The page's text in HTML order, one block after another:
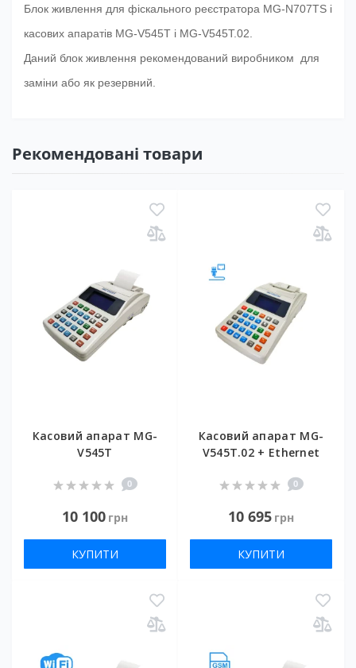
Блок живлення для фіскального реєстратора MG-N707TS і
касових апаратів MG-V545T і MG-V545T.02.
Даний блок живлення рекомендований виробником для
заміни або як резервний.
Рекомендовані товари
Касовий апарат MG-
V545T
0
10 100 грн
КУПИТИ
Касовий апарат MG-
V545T.02 + Ethernet
0
10 695 грн
КУПИТИ